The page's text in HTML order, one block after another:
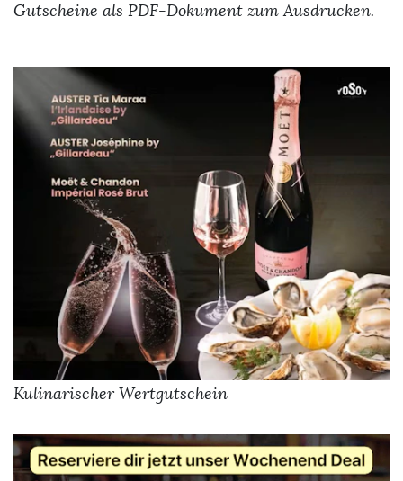
Gutscheine als PDF-Dokument zum Ausdrucken.
Kulinarischer Wertgutschein